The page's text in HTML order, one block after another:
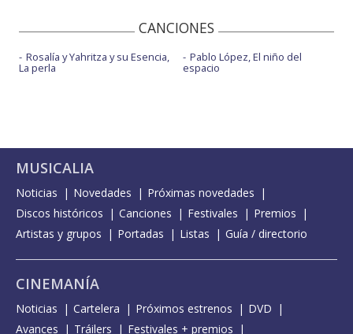
CANCIONES
Rosalía y Yahritza y su Esencia,
La perla
Pablo López, El niño del
espacio
MUSICALIA
Noticias Novedades
Próximas novedades
Discos históricos
Canciones Festivales
Premios
Artistas y grupos
Portadas Listas Guía / directorio
CINEMANÍA
Noticias Cartelera Próximos estrenos
DVD
Avances
Tráilers Festivales + premios